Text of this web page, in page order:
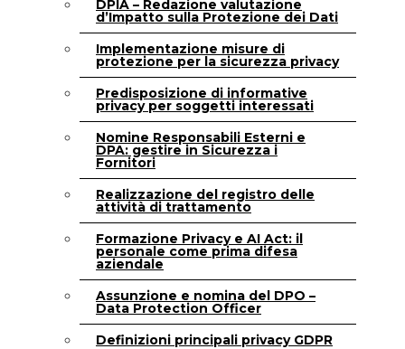
DPIA – Redazione valutazione
d’Impatto sulla Protezione dei Dati
Implementazione misure di
protezione per la sicurezza privacy
Predisposizione di informative
privacy per soggetti interessati
Nomine Responsabili Esterni e
DPA: gestire in Sicurezza i
Fornitori
Realizzazione del registro delle
attività di trattamento
Formazione Privacy e AI Act: il
personale come prima difesa
aziendale
Assunzione e nomina del DPO –
Data Protection Officer
Definizioni principali privacy GDPR